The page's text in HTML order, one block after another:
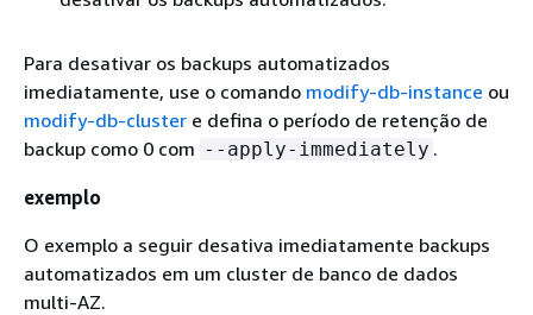
Para desativar os backups automatizados
imediatamente, use o comando modify-db-instance ou
modify-db-cluster e defina o período de retenção de
backup como 0 com --apply-immediately .
exemplo
O exemplo a seguir desativa imediatamente backups
automatizados em um cluster de banco de dados
multi-AZ.